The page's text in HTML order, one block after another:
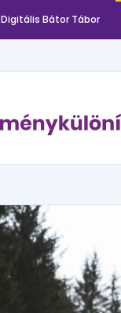
Digitális Bátor Tábor